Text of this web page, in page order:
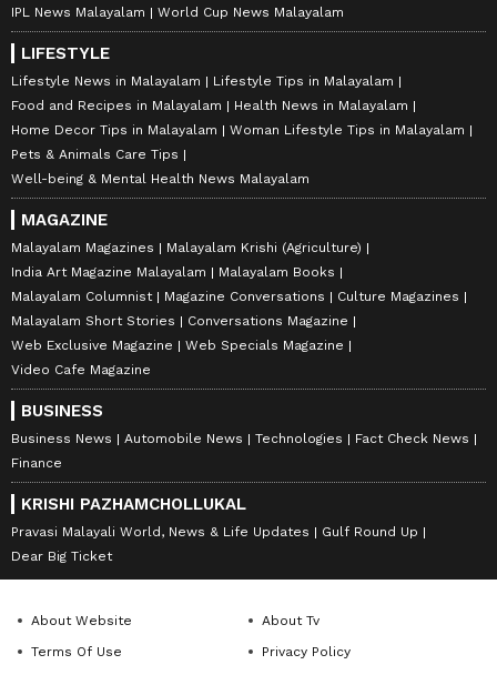
IPL News Malayalam
World Cup News Malayalam
LIFESTYLE
Lifestyle News in Malayalam
Lifestyle Tips in Malayalam
Food and Recipes in Malayalam
Health News in Malayalam
Home Decor Tips in Malayalam
Woman Lifestyle Tips in Malayalam
Pets & Animals Care Tips
Well-being & Mental Health News Malayalam
MAGAZINE
Malayalam Magazines
Malayalam Krishi (Agriculture)
India Art Magazine Malayalam
Malayalam Books
Malayalam Columnist
Magazine Conversations
Culture Magazines
Malayalam Short Stories
Conversations Magazine
Web Exclusive Magazine
Web Specials Magazine
Video Cafe Magazine
BUSINESS
Business News Automobile News Technologies
Fact Check News
Finance
KRISHI PAZHAMCHOLLUKAL
Pravasi Malayali World, News & Life Updates
Gulf Round Up
Dear Big Ticket
About Website
About Tv
Terms Of Use
Privacy Policy